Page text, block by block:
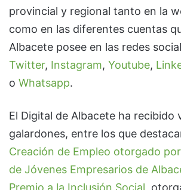
provincial y regional tanto en la
como en las diferentes cuentas
Albacete posee en las redes
Twitter, Instagram, Youtube,
o Whatsapp.
El Digital de Albacete ha recibido
galardones, entre los que
Creación de Empleo otorgado
de Jóvenes Empresarios de
Premio a la Inclusión Social,